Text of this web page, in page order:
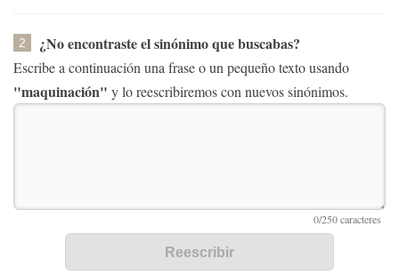
2 ¿No encontraste el sinónimo que buscabas?
Escribe a continuación una frase o un pequeño texto usando
"maquinación" y lo reescribiremos con nuevos sinónimos.